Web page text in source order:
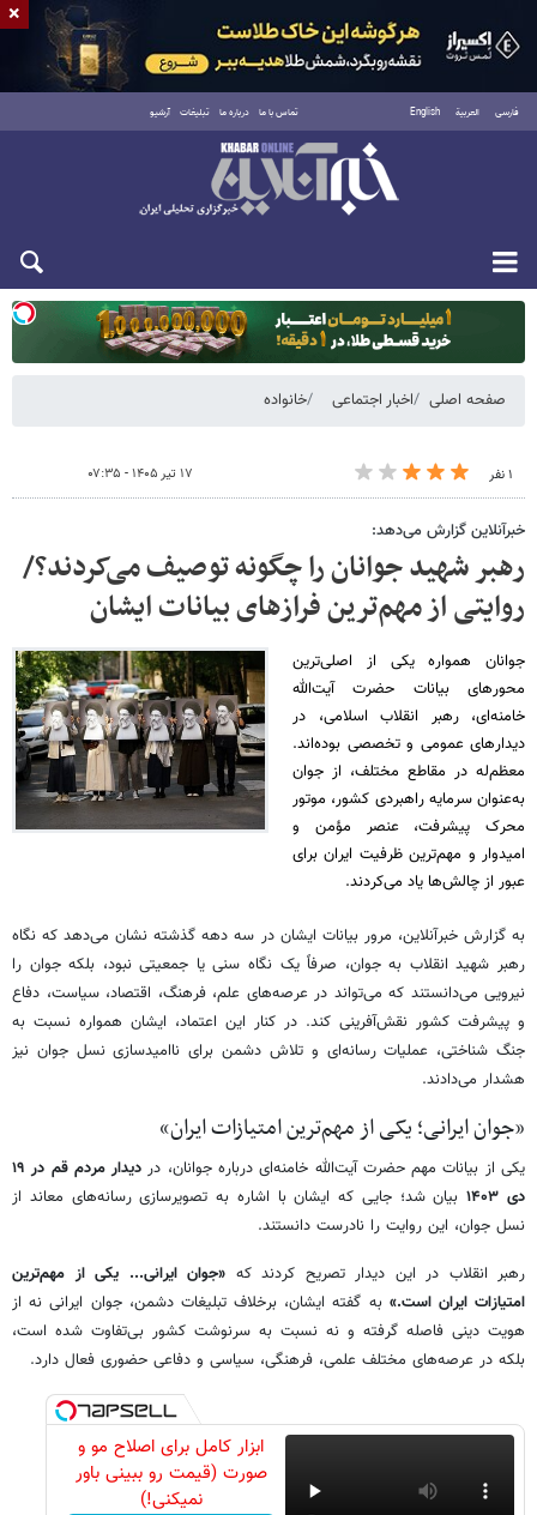
فارسی العربية English تماس با ما درباره ما تبلیغات آرشیو
یکشنبه ۱۸ مرداد ۱۴۰۵
صفحه اصلی اخبار اجتماعی خانواده
۱ نفر ۱۷ تیر ۱۴۰۵ - ۰۷:۳۵
خبرآنلاین گزارش می‌دهد:
رهبر شهید جوانان را چگونه توصیف می‌کردند؟/
روایتی از مهم‌ترین فرازهای بیانات ایشان
جوانان همواره یکی از اصلی‌ترین
محورهای بیانات حضرت آیت‌الله
خامنه‌ای، رهبر انقلاب اسلامی، در
دیدارهای عمومی و تخصصی بوده‌اند.
معظم‌له در مقاطع مختلف، از جوان
به‌عنوان سرمایه راهبردی کشور، موتور
محرک پیشرفت، عنصر مؤمن و
امیدوار و مهم‌ترین ظرفیت ایران برای
عبور از چالش‌ها یاد می‌کردند.
به گزارش خبرآنلاین، مرور بیانات ایشان در سه دهه گذشته نشان می‌دهد که نگاه
رهبر شهید انقلاب به جوان، صرفاً یک نگاه سنی یا جمعیتی نبود، بلکه جوان را
نیرویی می‌دانستند که می‌تواند در عرصه‌های علم، فرهنگ، اقتصاد، سیاست، دفاع
و پیشرفت کشور نقش‌آفرینی کند. در کنار این اعتماد، ایشان همواره نسبت به
جنگ شناختی، عملیات رسانه‌ای و تلاش دشمن برای ناامیدسازی نسل جوان نیز
هشدار می‌دادند.
«جوان ایرانی؛ یکی از مهم‌ترین امتیازات ایران»
یکی از بیانات مهم حضرت آیت‌الله خامنه‌ای درباره جوانان، در
دیدار مردم قم در ۱۹
دی ۱۴۰۳
بیان شد؛ جایی که ایشان با اشاره به تصویرسازی رسانه‌های معاند از
نسل جوان، این روایت را نادرست دانستند.
رهبر انقلاب در این دیدار تصریح کردند که «جوان ایرانی... یکی از مهم‌ترین
امتیازات ایران است.» به گفته ایشان، برخلاف تبلیغات دشمن، جوان ایرانی نه از
هویت دینی فاصله گرفته و نه نسبت به سرنوشت کشور بی‌تفاوت شده است،
بلکه در عرصه‌های مختلف علمی، فرهنگی، سیاسی و دفاعی حضوری فعال دارد.
ابزار کامل برای اصلاح مو و
صورت (قیمت رو ببینی باور
نمیکنی!)
×